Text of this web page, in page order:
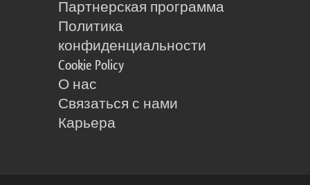
Партнерская программа
Политика
конфиденциальности
Cookie Policy
О нас
Связаться с нами
Карьера